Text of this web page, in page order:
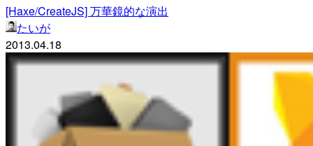
[Haxe/CreateJS] 万華鏡的な演出
たいが
2013.04.18